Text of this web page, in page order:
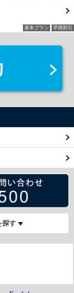
基本プラン 早期割引
探す